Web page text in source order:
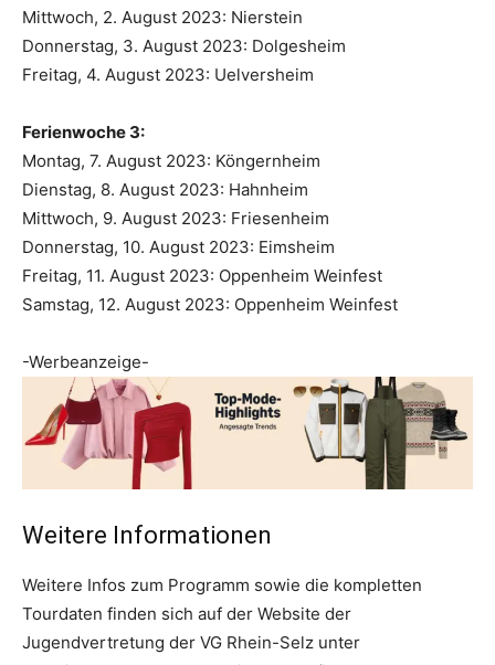
Mittwoch, 2. August 2023: Nierstein
Donnerstag, 3. August 2023: Dolgesheim
Freitag, 4. August 2023: Uelversheim
Ferienwoche 3:
Montag, 7. August 2023: Köngernheim
Dienstag, 8. August 2023: Hahnheim
Mittwoch, 9. August 2023: Friesenheim
Donnerstag, 10. August 2023: Eimsheim
Freitag, 11. August 2023: Oppenheim Weinfest
Samstag, 12. August 2023: Oppenheim Weinfest
-Werbeanzeige-
Weitere Informationen
Weitere Infos zum Programm sowie die kompletten
Tourdaten finden sich auf der Website der
Jugendvertretung der VG Rhein-Selz unter